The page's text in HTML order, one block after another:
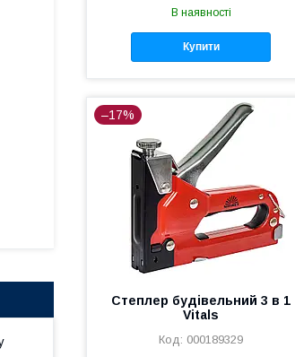
В наявності
Купити
–17%
Степлер будівельний 3 в 1
Vitals
000189329